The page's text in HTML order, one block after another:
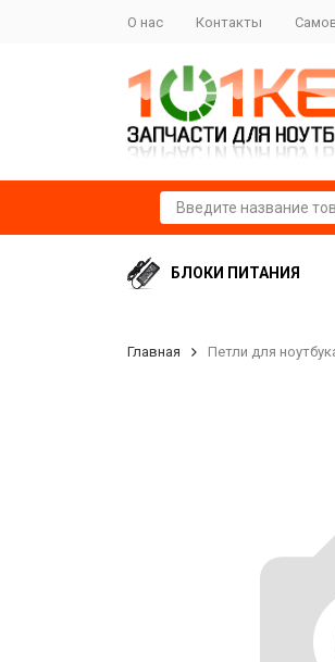
О нас Контакты
БЛОКИ ПИТАНИЯ
Главная Петли для